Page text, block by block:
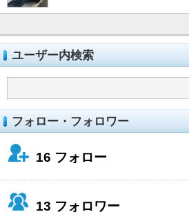
ユーザー内検索
フォロー・フォロワー
16 フォロー
13 フォロワー